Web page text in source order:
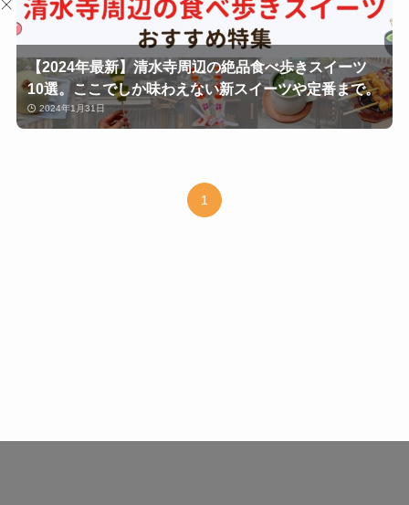
【2024年最新】清水寺周辺の絶品食べ歩きスイーツ
10選。ここでしか味わえない新スイーツや定番まで。
2024年1月31日
1